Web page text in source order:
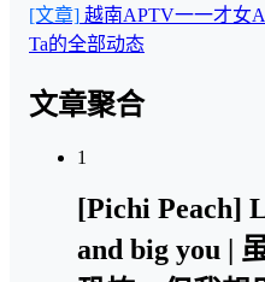
[文章] 越南APTV一一才女
Ta的全部动态
文章聚合
1
[Pichi Peach]
and big you |